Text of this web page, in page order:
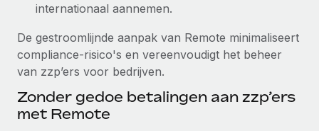
beheert met Remote
Phiture, een toonaangevende leider in de wereldwijde
mobiele groeiadviessector, zet zich sinds 2016...
Meer informatie
internationaal aannemen.
De gestroomlijnde aanpak van Remote minimaliseert
compliance-risico's en vereenvoudigt het beheer
van zzp’ers voor bedrijven.
Zonder gedoe betalingen aan zzp’ers
met Remote